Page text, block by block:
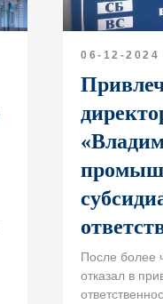
06-12-2024
После более
отказал в